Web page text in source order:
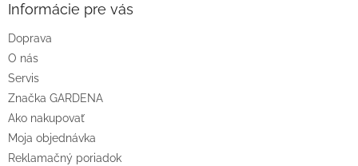
e
Informácie pre vás
Doprava
O nás
Servis
Značka GARDENA
Ako nakupovať
Moja objednávka
Reklamačný poriadok